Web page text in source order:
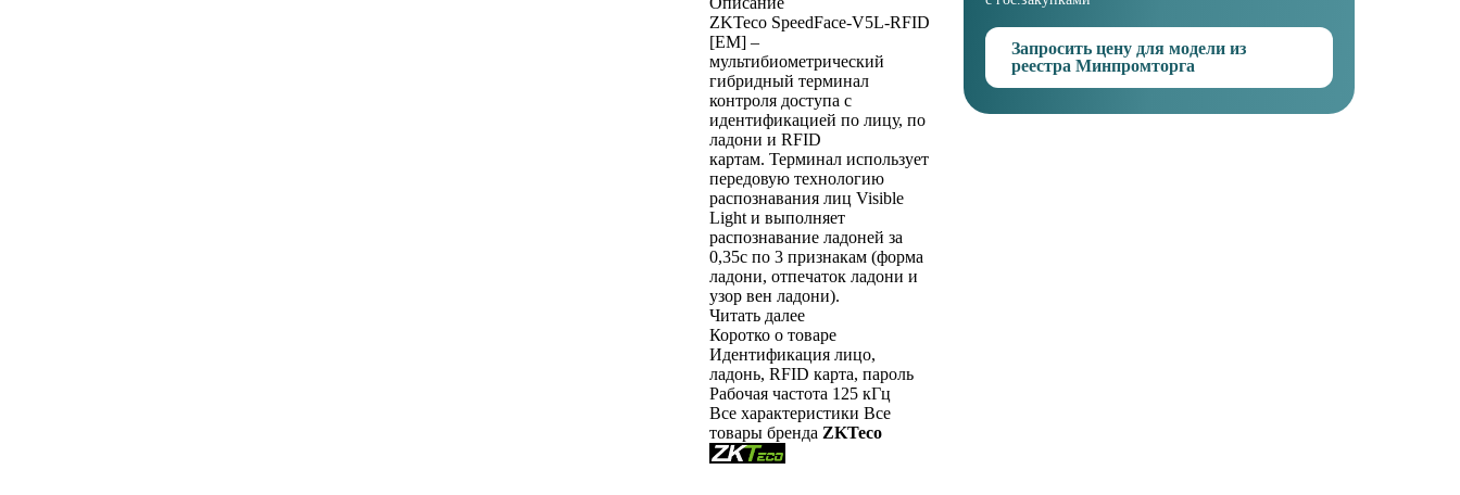
ZKTeco SpeedFace-V5L-RFID
[EM] –
мультибиометрический
гибридный терминал
контроля доступа с
идентификацией по лицу, по
ладони и RFID
картам. Терминал использует
передовую технологию
распознавания лиц Visible
Light и выполняет
распознавание ладоней за
0,35с по 3 признакам (форма
ладони, отпечаток ладони и
узор вен ладони).
Читать далее
Коротко о товаре
Идентификациялицо,
ладонь, RFID карта, пароль
Рабочая частота 125 кГц
Все характеристики Все
товары бренда ZKTeco
Запросить цену для модели из
реестра Минпромторга